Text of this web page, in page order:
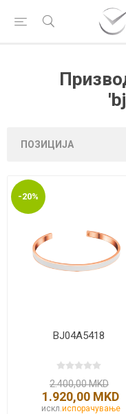
-20%
BJ04A5418
2.400,00 MKD
1.920,00 MKD
искл. испорачување